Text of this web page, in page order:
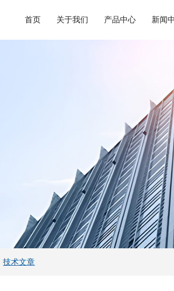
首页 关于我们 产品中心 新闻
技术文章